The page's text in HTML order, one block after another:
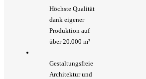
Höchste Qualität
dank eigener
Produktion auf
über 20.000 m²
Gestaltungsfreie
Architektur und